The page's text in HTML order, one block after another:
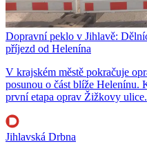
Dopravní peklo v Jihlavě:
příjezd od Helenína
V krajském městě pokračuje
posunou o část blíže Helenínu.
první etapa oprav Žižkovy ulice.
Jihlavská Drbna